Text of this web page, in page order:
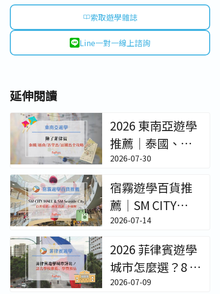
索取遊學雜誌
Line一對一線上諮詢
延伸閱讀
2026 東南亞遊學
推薦｜泰國、越
南、峇里島冬夏
令營與成人遊學
全攻略 - 非凡遊學
2026-07-30
宿霧遊學百貨推
薦｜SM CITY
MALL & SM
Seaside City｜百
貨位置/樓層環境/
櫃位餐廳超完整
2026-07-14
2026 菲律賓遊學
城市怎麼選？8 大
熱門城市、語言
2026-07-09